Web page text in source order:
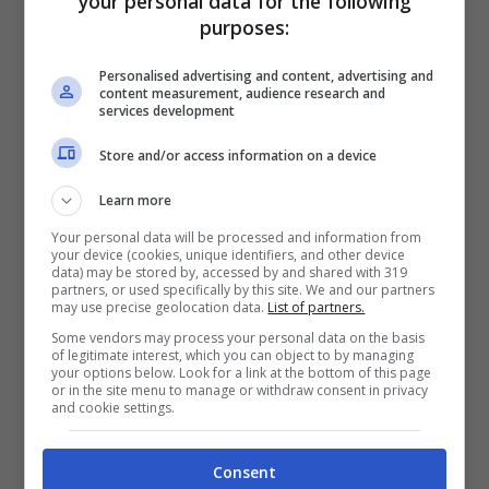
prepotentemente all’interno della saga. La
Thor e riesce pure a padroneggiare ilMjolnir, il
magico martello del dio.
Il fatto che Jane avesse i poter di del dio del
fulmine (e forse non solo, da quanto si
purposes:
Personalised advertising and content, advertising and
content measurement, audience research and
services development
Store and/or access information on a device
Learn more
Your personal data will be processed and information from
your device (cookies, unique identifiers, and other device
data) may be stored by, accessed by and shared with 319
partners, or used specifically by this site. We and our partners
may use precise geolocation data. List of partners.
Some vendors may process your personal data on the basis
of legitimate interest, which you can object to by managing
your options below. Look for a link at the bottom of this page
or in the site menu to manage or withdraw consent in privacy
and cookie settings.
Consent